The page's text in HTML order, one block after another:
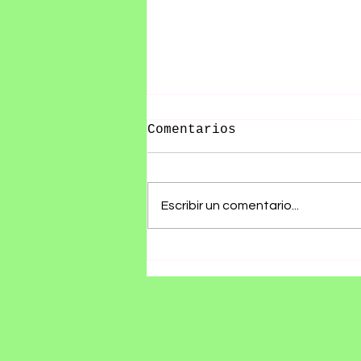
Comentarios
Escribir un comentario...